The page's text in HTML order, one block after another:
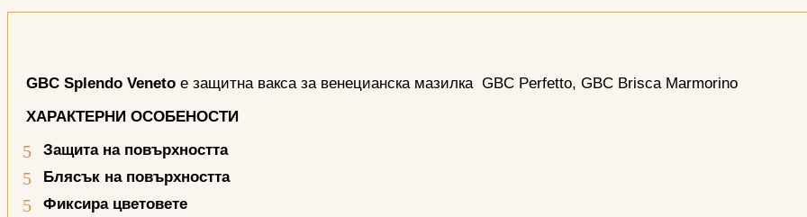
GBC Splendo Veneto е защитна вакса за венецианска мазилка GBC Perfetto, GBC Brisca Marmorino
ХАРАКТЕРНИ ОСОБЕНОСТИ
Защита на повърхността
Блясък на повърхността
Фиксира цветовете